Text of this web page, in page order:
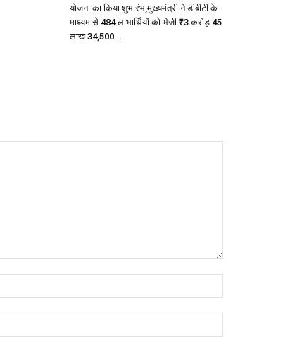
योजना का किया शुभारंभ,मुख्यमंत्री ने डीबीटी के
माध्यम से 484 लाभार्थियों को भेजी ₹3 करोड़ 45
लाख 34,500...